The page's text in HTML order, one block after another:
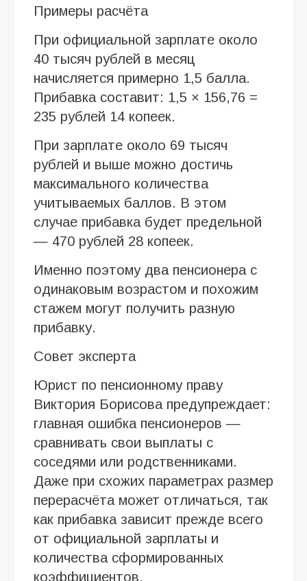
Примеры расчёта
При официальной зарплате около
40 тысяч рублей в месяц
начисляется примерно 1,5 балла.
Прибавка составит: 1,5 × 156,76 =
235 рублей 14 копеек.
При зарплате около 69 тысяч
рублей и выше можно достичь
максимального количества
учитываемых баллов. В этом
случае прибавка будет предельной
— 470 рублей 28 копеек.
Именно поэтому два пенсионера с
одинаковым возрастом и похожим
стажем могут получить разную
прибавку.
Совет эксперта
Юрист по пенсионному праву
Виктория Борисова предупреждает:
главная ошибка пенсионеров —
сравнивать свои выплаты с
соседями или родственниками.
Даже при схожих параметрах размер
перерасчёта может отличаться, так
как прибавка зависит прежде всего
от официальной зарплаты и
количества сформированных
коэффициентов.